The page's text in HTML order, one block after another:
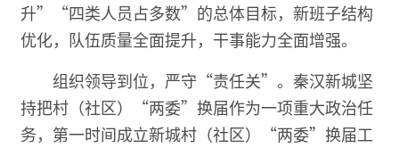
升”“四类人员占多数”的总体目标，新班子结构
优化，队伍质量全面提升，干事能力全面增强。
组织领导到位，严守“责任关”。秦汉新城坚
持把村（社区）“两委”换届作为一项重大政治任
务，第一时间成立新城村（社区）“两委”换届工